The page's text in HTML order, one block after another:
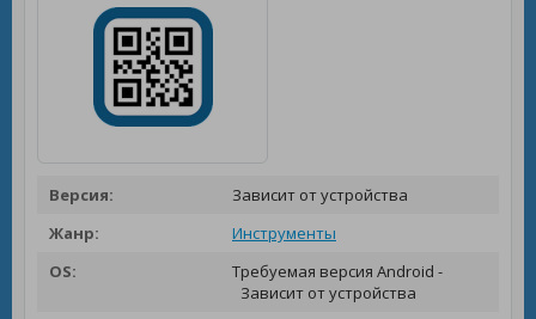
Версия:
Зависит от устройства
Жанр:
Инструменты
OS:
Требуемая версия Android -
Зависит от устройства